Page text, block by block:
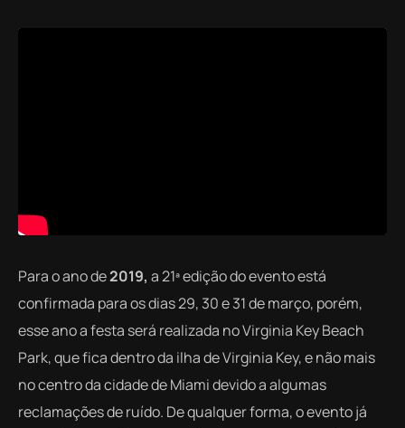
Para o ano de2019, a 21ª edição do evento está
confirmada para os dias 29, 30 e 31 de março, porém,
esse ano a festa será realizada no Virginia Key Beach
Park, que fica dentro da ilha de Virginia Key, e não mais
no centro da cidade de Miami devido a algumas
reclamações de ruído. De qualquer forma, o evento já